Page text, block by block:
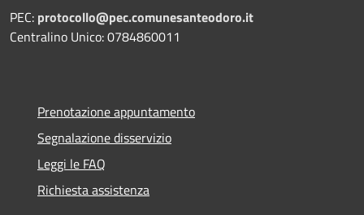
PEC: protocollo@pec.comunesanteodoro.it
Centralino Unico: 0784860011
Prenotazione appuntamento
Segnalazione disservizio
Leggi le FAQ
Richiesta assistenza